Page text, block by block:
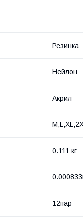
Резинка
Нейлон
Акрил
0.111 кг
12пар